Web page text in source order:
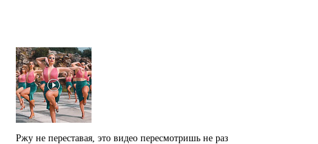
Ржу не переставая, это видео пересмотришь не раз